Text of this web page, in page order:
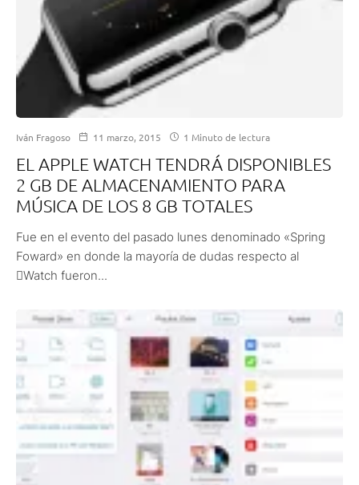
Iván Fragoso 11 marzo, 2015 1 Minuto de lectura
EL APPLE WATCH TENDRÁ DISPONIBLES
2 GB DE ALMACENAMIENTO PARA
MÚSICA DE LOS 8 GB TOTALES
Fue en el evento del pasado lunes denominado «Spring
Foward» en donde la mayoría de dudas respecto al
Watch fueron...